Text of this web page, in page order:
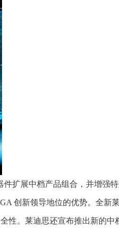
扩展中档产品组合，并增强
创新领导地位的优势。全
性。莱迪思还宣布推出新